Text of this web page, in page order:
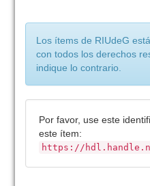
Los ítems de RIUdeG
con todos los derechos
indique lo contrario.
Por favor, use este
este ítem:
https://